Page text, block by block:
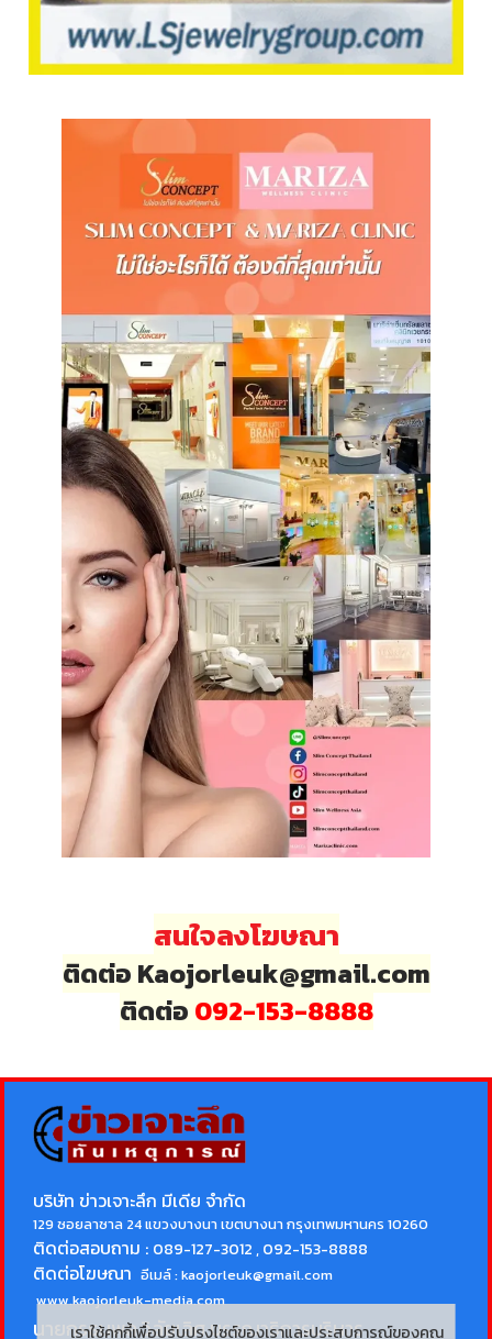
สนใจลงโฆษณา
ติดต่อ Kaojorleuk@gmail.com
ติดต่อ 092-153-8888
บริษัท ข่าวเจาะลึก มีเดีย จำกัด
129 ซอยลาซาล 24 แขวงบางนา เขตบางนา กรุงเทพมหานคร 10260
ติดต่อสอบถาม : 089-127-3012 , 092-153-8888
ติดต่อโฆษณา อีเมล์ :kaojorleuk@gmail.com
www.kaojorleuk-media.com
นายกรธนพล วิลัยเลิศบรรณาธิการบริหาร
เราใช้คุกกี้เพื่อปรับปรุงไซต์ของเราและประสบการณ์ของคุณ